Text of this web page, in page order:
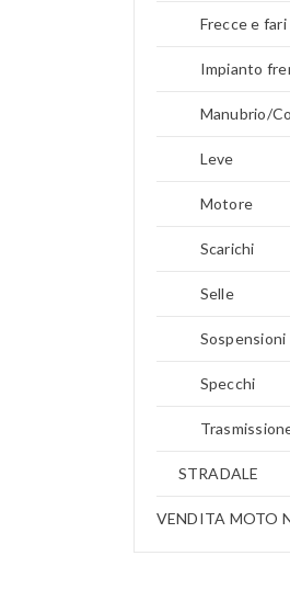
Frecce e fari
Impianto
Manubrio/
Leve
Motore
Scarichi
Selle
Sospensioni
Specchi
STRADALE
VENDITA MOTO